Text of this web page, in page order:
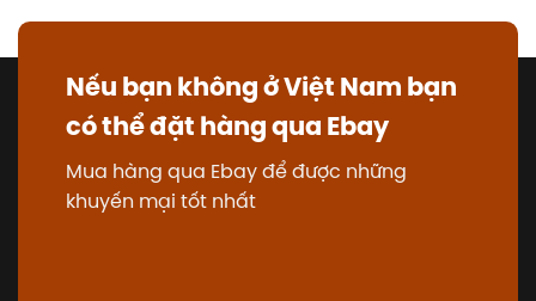
Nếu bạn không ở Việt Nam bạn
có thể đặt hàng qua Ebay
Mua hàng qua Ebay để được những
khuyến mại tốt nhất